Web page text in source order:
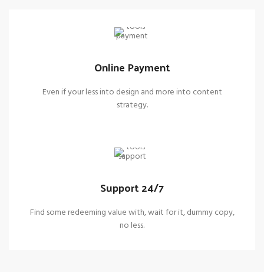
Online Payment
Even if your less into design and more into content
strategy.
Support 24/7
Find some redeeming value with, wait for it, dummy copy,
no less.